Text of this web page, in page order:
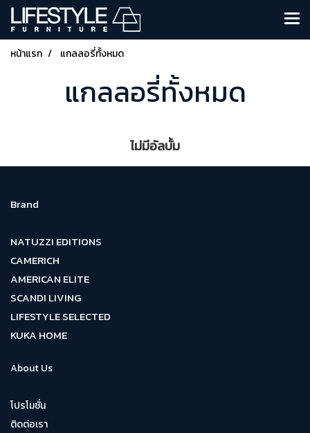
หน้าแรก แกลลอรี่ทั้งหมด
แกลลอรี่ทั้งหมด
ไม่มีอัลบั้ม
Brand
NATUZZI EDITIONS
CAMERICH
AMERICAN ELITE
SCANDI LIVING
LIFESTYLE SELECTED
KUKA HOME
About Us
โปรโมชั่น
ติดต่อเรา